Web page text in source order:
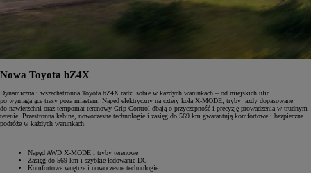
Nowa Toyota bZ4X
Dynamiczna i wszechstronna Toyota bZ4X radzi sobie w każdych warunkach – od miejskich ulic
po wymagające trasy poza miastem. Napęd elektryczny na cztery koła X-MODE, tryby jazdy dopasowane
do nawierzchni oraz tempomat terenowy Grip Control dbają o przyczepność i precyzję prowadzenia w trudnym
terenie. Przestronna kabina, nowoczesne technologie i zasięg do 569 km gwarantują komfortowe i bezpieczne
podróże w każdych warunkach.
Napęd AWD X-MODE i tryby terenowe
Zasięg do 569 km i szybkie ładowanie DC
Komfortowe wnętrze i nowoczesne technologie